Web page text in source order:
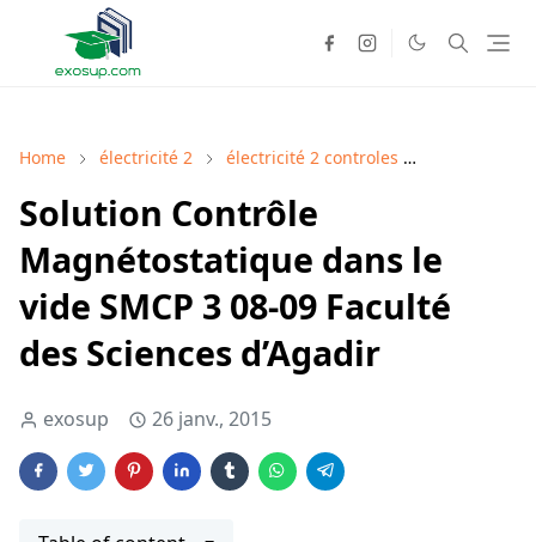
Home électricité 2 électricité 2 controles
Solution Contrôle
Magnétostatique dans le
vide SMCP 3 08-09 Faculté
des Sciences d’Agadir
exosup 26 janv., 2015